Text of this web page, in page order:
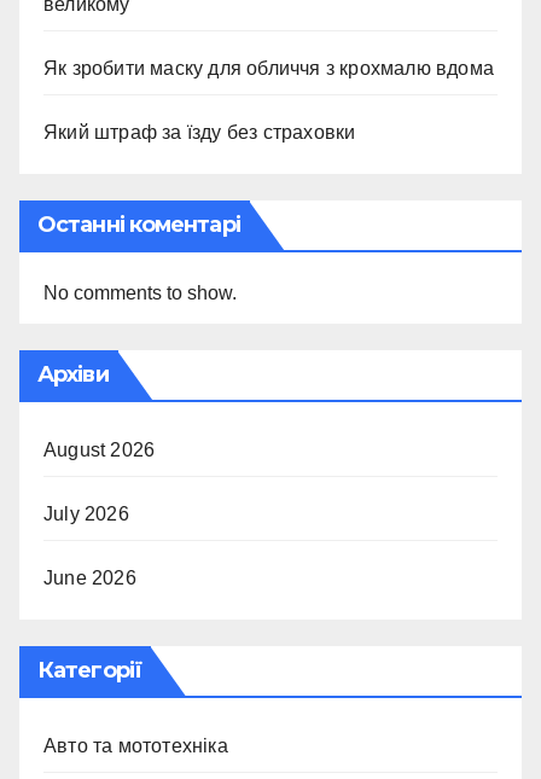
великому
Як зробити маску для обличчя з крохмалю вдома
Який штраф за їзду без страховки
Останні коментарі
No comments to show.
Архіви
August 2026
July 2026
June 2026
Категорії
Авто та мототехніка